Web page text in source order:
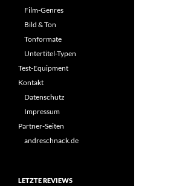
Film-Genres
Bild & Ton
Tonformate
Untertitel-Typen
Test-Equipment
Kontakt
Datenschutz
Impressum
Partner-Seiten
andreschnack.de
LETZTE REVIEWS